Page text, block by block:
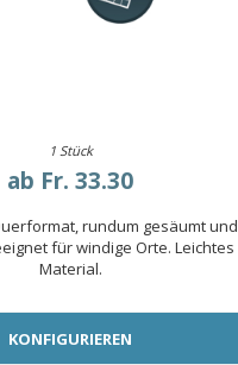
1 Stück
ab Fr. 33.30
rundum gesäumt und
für windige Orte. Leichtes
Material.
KONFIGURIEREN